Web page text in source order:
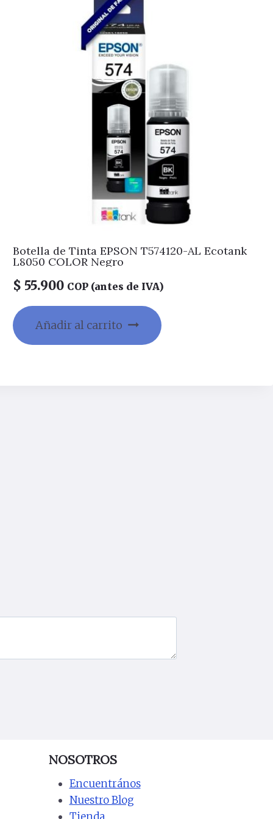
Botella de Tinta EPSON T574120-AL Ecotank
L8050 COLOR Negro
$ 55.900 COP (antes de IVA)
Añadir al carrito
NOSOTROS
Encuentrános
Nuestro Blog
Tienda